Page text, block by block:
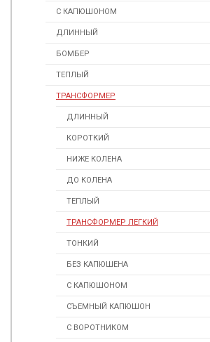
С КАПЮШОНОМ
ДЛИННЫЙ
БОМБЕР
ТЕПЛЫЙ
ТРАНСФОРМЕР
ДЛИННЫЙ
КОРОТКИЙ
НИЖЕ КОЛЕНА
ДО КОЛЕНА
ТЕПЛЫЙ
ТРАНСФОРМЕР ЛЕГКИЙ
ТОНКИЙ
БЕЗ КАПЮШЕНА
С КАПЮШОНОМ
СЪЕМНЫЙ КАПЮШОН
С ВОРОТНИКОМ